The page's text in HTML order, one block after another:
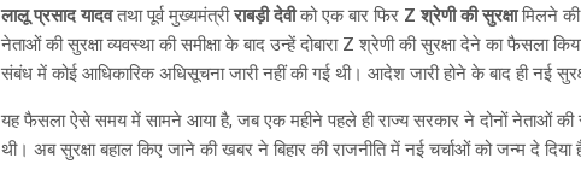
लालू प्रसाद यादवतथा पूर्व मुख्यमंत्रीराबड़ी देवीको एक बार फिर Z श्रेणी की सुरक्षामिलने की
नेताओं की सुरक्षा व्यवस्था की समीक्षा के बाद उन्हें दोबारा Z श्रेणी की सुरक्षा देने का फैसला
संबंध में कोई आधिकारिक अधिसूचना जारी नहीं की गई थी। आदेश जारी होने के बाद ही नई सुरक्षा
यह फैसला ऐसे समय में सामने आया है, जब एक महीने पहले ही राज्य सरकार ने दोनों नेताओं की
थी। अब सुरक्षा बहाल किए जाने की खबर ने बिहार की राजनीति में नई चर्चाओं को जन्म दे दिया